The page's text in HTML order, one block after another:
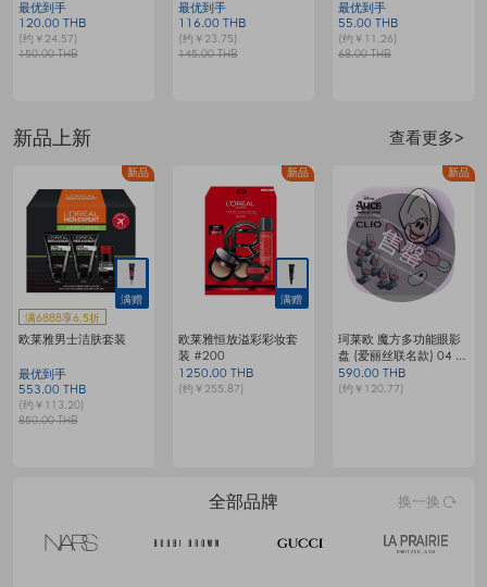
最优到手
80.00 THB
(约￥16.38)
100.00 THB
最优到手
111.00 THB
(约￥22.73)
170.00 THB
最优到手
4235.00 THB
(约￥866.87)
7700.00 THB
新品上新 查看更多>
新品
KAGE 晕染腮红 Shy
199.00 THB
(约￥40.74)
新品
GETBEAUTE 肌肤愉悦
腮红棒 - Always You
379.00 THB
(约￥77.58)
新品
欧莱雅复颜活力紧致修
护套装
最优到手
1076.00 THB
全部品牌 换一换